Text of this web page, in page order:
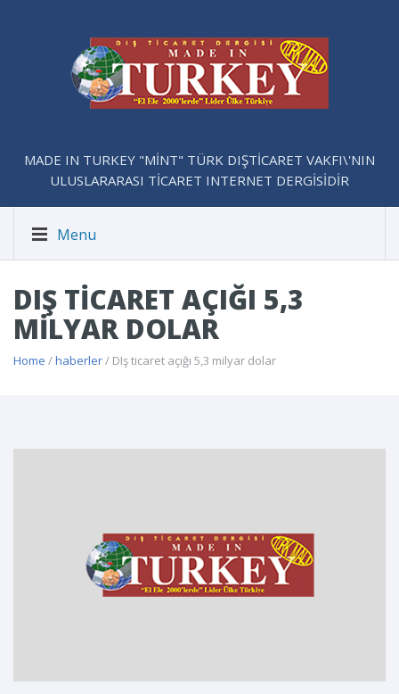
MADE IN TURKEY "MİNT" TÜRK DIŞTİCARET VAKFI\'NIN
ULUSLARARASI TİCARET INTERNET DERGİSİDİR
Menu
DIŞ TICARET AÇIĞI 5,3
MILYAR DOLAR
Home /haberler/ DIş ticaret açığı 5,3 milyar dolar